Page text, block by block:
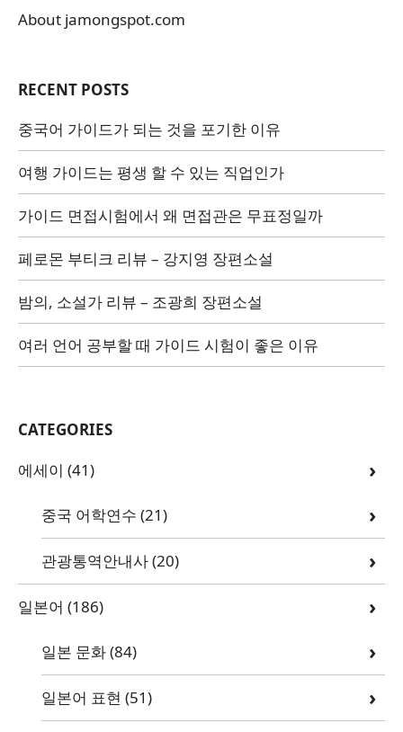
About jamongspot.com
RECENT POSTS
중국어 가이드가 되는 것을 포기한 이유
여행 가이드는 평생 할 수 있는 직업인가
가이드 면접시험에서 왜 면접관은 무표정일까
페로몬 부티크 리뷰 – 강지영 장편소설
밤의, 소설가 리뷰 – 조광희 장편소설
여러 언어 공부할 때 가이드 시험이 좋은 이유
CATEGORIES
에세이 (41)
중국 어학연수 (21)
관광통역안내사(20)
일본어 (186)
일본 문화(84)
일본어 표현 (51)